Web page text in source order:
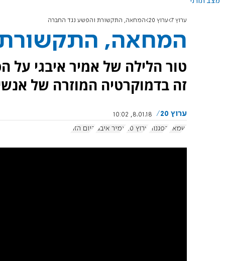
ערוץ 7 ערוץ 20 המחאה, התקשורת והפשע נגד החברה
המחאה,
טור הלילה של אמיר איבגי
זה בדמוקרטיה המוזרה של
ערוץ 20
8.01.18, 10:02
שמאל
הפגנות ערוץ 20 אמיר איבגי היום הזה